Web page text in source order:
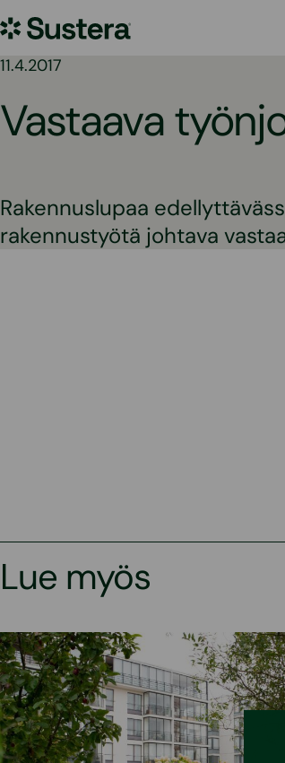
sisältöön
Sustera
11.4.2017
Vastaava
Rakennuslupaa
rakennustyötä johtava
Lue myös